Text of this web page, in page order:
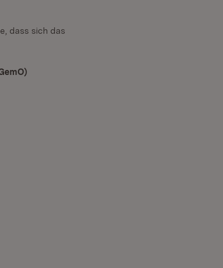
dass sich das